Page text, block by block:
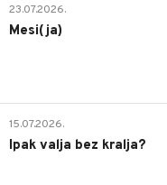
23.07.2026.
Mesi(ja)
15.07.2026.
Ipak valja bez kralja?